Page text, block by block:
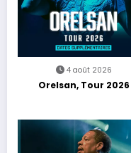
4 août 2026
Orelsan, Tour 2026